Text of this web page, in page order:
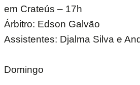
em Crateús – 17h
Árbitro: Edson Galvão
Assistentes: Djalma Silva e
Domingo